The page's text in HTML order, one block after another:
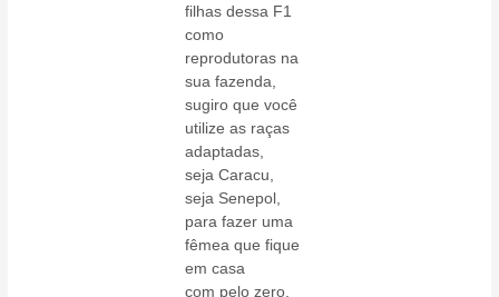
filhas dessa F1
como
reprodutoras na
sua fazenda,
sugiro que você
utilize as raças
adaptadas,
seja Caracu,
seja Senepol,
para fazer uma
fêmea que fique
em casa
com pelo zero,